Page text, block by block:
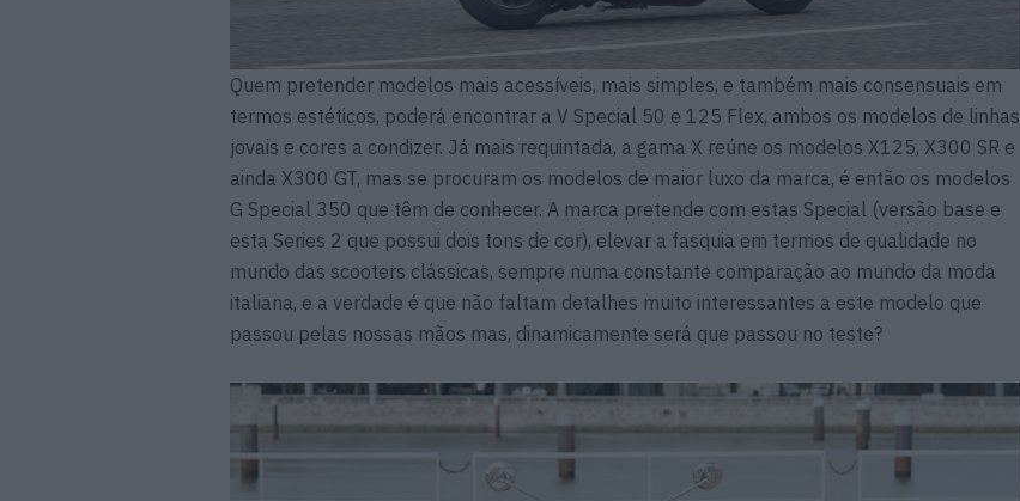
Quem pretender modelos mais acessíveis, mais simples, e também mais consensuais em
termos estéticos, poderá encontrar a V Special 50 e 125 Flex, ambos os modelos de linhas
jovais e cores a condizer. Já mais requintada, a gama X reúne os modelos X125, X300 SR e
ainda X300 GT, mas se procuram os modelos de maior luxo da marca, é então os modelos
G Special 350 que têm de conhecer. A marca pretende com estas Special (versão base e
esta Series 2 que possui dois tons de cor), elevar a fasquia em termos de qualidade no
mundo das scooters clássicas, sempre numa constante comparação ao mundo da moda
italiana, e a verdade é que não faltam detalhes muito interessantes a este modelo que
passou pelas nossas mãos mas, dinamicamente será que passou no teste?